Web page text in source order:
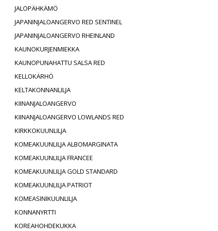
JALOPÄHKÄMÖ
JAPANINJALOANGERVO RED SENTINEL
JAPANINJALOANGERVO RHEINLAND
KAUNOKURJENMIEKKA
KAUNOPUNAHATTU SALSA RED
KELLOKÄRHÖ
KELTAKONNANLILJA
KIINANJALOANGERVO
KIINANJALOANGERVO LOWLANDS RED
KIRKKOKUUNLILJA
KOMEAKUUNLILJA ALBOMARGINATA
KOMEAKUUNLILJA FRANCEE
KOMEAKUUNLILJA GOLD STANDARD
KOMEAKUUNLILJA PATRIOT
KOMEASINIKUUNLILJA
KONNANYRTTI
KOREAHOHDEKUKKA